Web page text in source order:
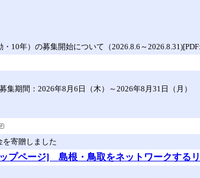
10年）の募集開始について（2026.8.6～
集期間：2026年8月6日（木）～2026年8月31日（月）
寄贈しました
プページ] 島根・鳥取をネットワークする